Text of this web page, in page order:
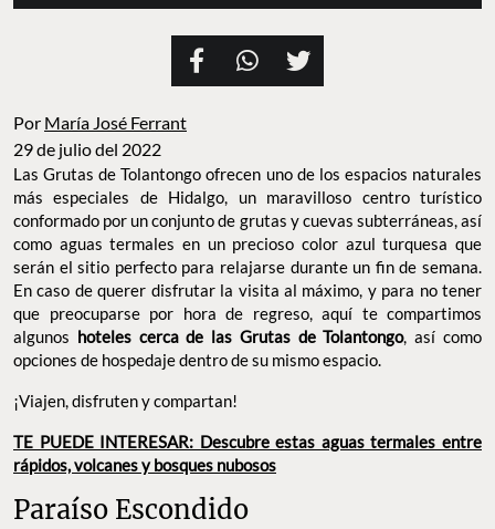
Por María José Ferrant
29 de julio del 2022
Las Grutas de Tolantongo ofrecen uno de los espacios naturales
más especiales de Hidalgo, un maravilloso centro turístico
conformado por un conjunto de grutas y cuevas subterráneas, así
como aguas termales en un precioso color azul turquesa que
serán el sitio perfecto para relajarse durante un fin de semana.
En caso de querer disfrutar la visita al máximo, y para no tener
que preocuparse por hora de regreso, aquí te compartimos
algunos hoteles cerca de las Grutas de Tolantongo, así como
opciones de hospedaje dentro de su mismo espacio.
¡Viajen, disfruten y compartan!
TE PUEDE INTERESAR: Descubre estas aguas termales entre
rápidos, volcanes y bosques nubosos
Paraíso Escondido